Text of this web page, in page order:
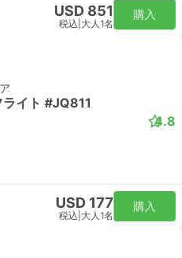
USD 851
税込 大人1名
購入
イト #JQ811
4.8
USD 177
税込 大人1名
購入